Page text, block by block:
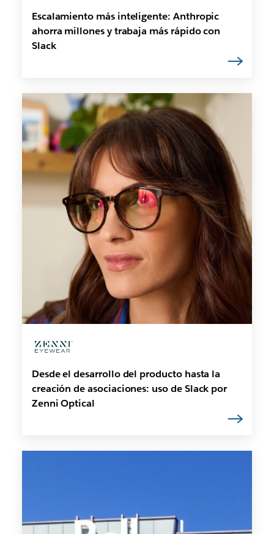
Escalamiento más inteligente: Anthropic
ahorra millones y trabaja más rápido con
Slack
Desde el desarrollo del producto hasta la
creación de asociaciones: uso de Slack por
Zenni Optical